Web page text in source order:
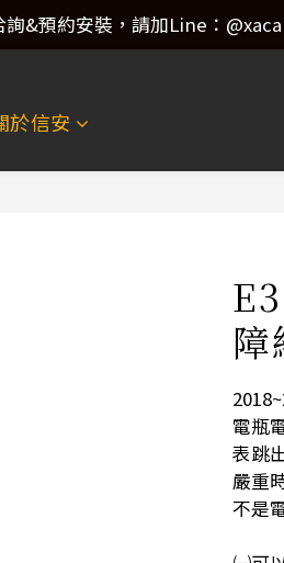
詢&預約安裝，請加Line：
詢&預約安裝，請加Line：
詢&預約安裝，請加Line：
於信安
障
電瓶
表跳
嚴重
不是